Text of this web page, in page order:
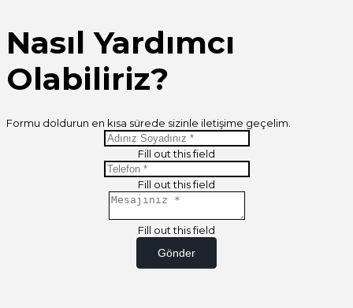
Nasıl Yardımcı
Olabiliriz?
Formu doldurun en kısa sürede sizinle iletişime geçelim.
Fill out this field
Fill out this field
Fill out this field
Gönder